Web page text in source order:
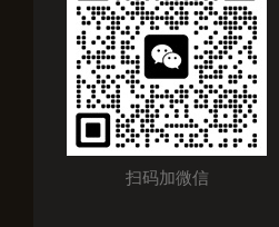
扫码加微信